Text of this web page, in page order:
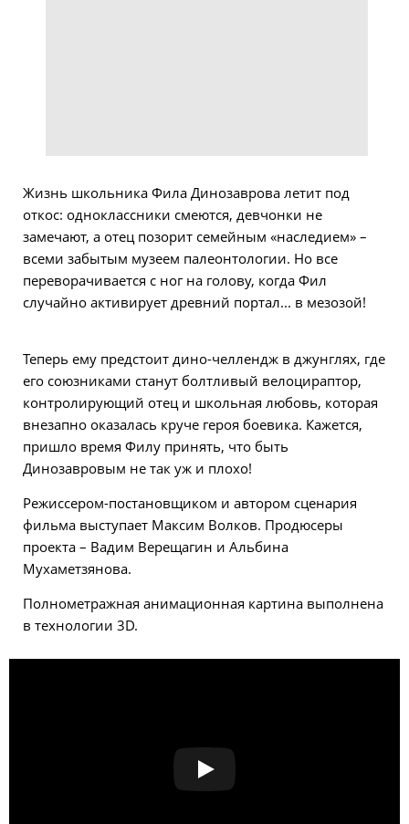
Жизнь школьника Фила Динозаврова летит под
откос: одноклассники смеются, девчонки не
замечают, а отец позорит семейным «наследием» –
всеми забытым музеем палеонтологии. Но все
переворачивается с ног на голову, когда Фил
случайно активирует древний портал... в мезозой!
Теперь ему предстоит дино-челлендж в джунглях, где
его союзниками станут болтливый велоцираптор,
контролирующий отец и школьная любовь, которая
внезапно оказалась круче героя боевика. Кажется,
пришло время Филу принять, что быть
Динозавровым не так уж и плохо!
Режиссером-постановщиком и автором сценария
фильма выступает Максим Волков. Продюсеры
проекта – Вадим Верещагин и Альбина
Мухаметзянова.
Полнометражная анимационная картина выполнена
в технологии 3D.